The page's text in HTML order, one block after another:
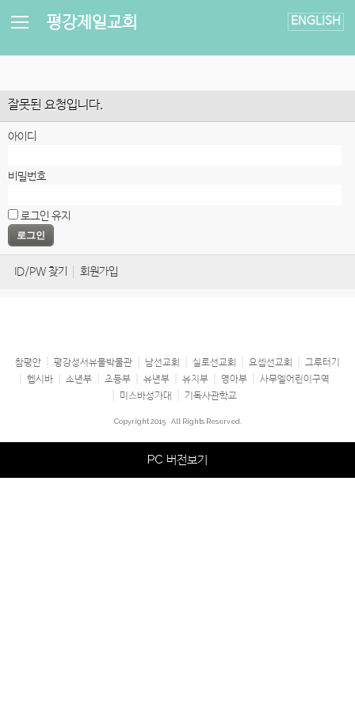
평강제일교회 ENGLISH
잘못된 요청입니다.
아이디
비밀번호
로그인 유지
ID/PW 찾기 회원가입
참평안 평강성서유물박물관 남선교회 실로선교회 요셉선교회
그루터기
헵시바
소년부 초등부 유년부 유치부 영아부
사무엘어린이구역
미스바성가대
기독사관학교
Copyright 2015 All Rights Reserved.
PC 버전보기